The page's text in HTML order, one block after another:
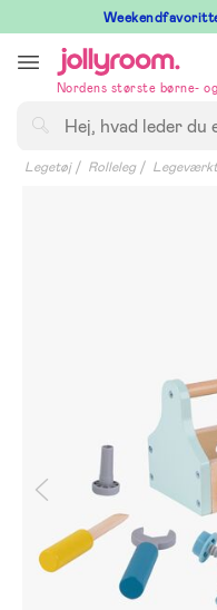
till
innehållet
Nordens største børne-
Legetøj Rolleleg